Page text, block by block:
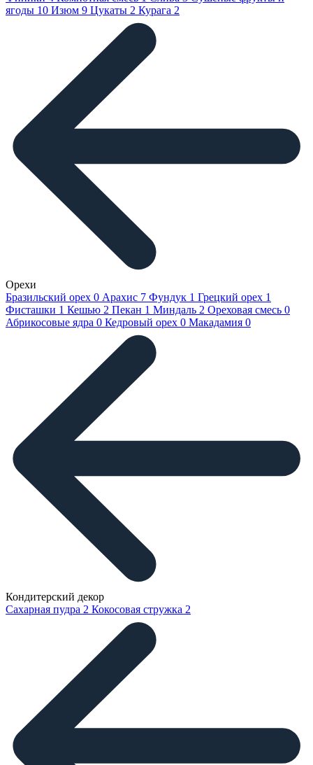
ягоды 10 Изюм 9 Цукаты 2 Курага 2
Орехи
Бразильский орех 0 Арахис 7 Фундук 1 Грецкий орех 1
Фисташки 1 Кешью 2 Пекан 1 Миндаль 2 Ореховая смесь 0
Абрикосовые ядра 0 Кедровый орех 0 Макадамия 0
Кондитерский декор
Сахарная пудра 2 Кокосовая стружка 2